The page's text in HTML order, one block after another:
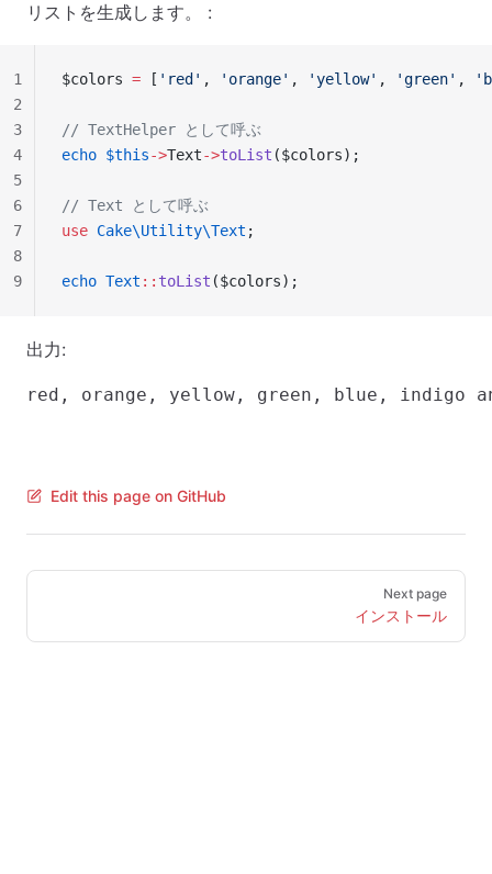
リストを生成します。 :
$colors = [ 'red' , 'orange' , 'yellow' , 'green' ,
// TextHelper として呼ぶ
echo $this->Text->toList ($colors);
// Text として呼ぶ
use Cake\Utility\Text ;
echo Text :: toList ($colors);
1
2
3
4
5
6
7
8
9
出力:
Edit this page on GitHub
Pager
Next page
インストール